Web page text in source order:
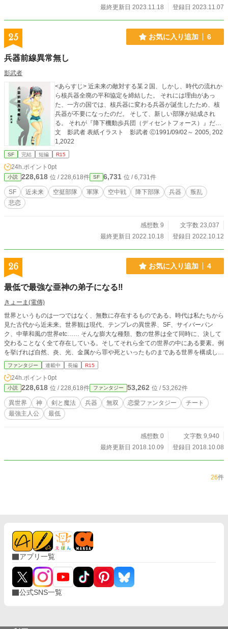
最終更新日 2023.11.18
登録日 2023.11.07
25 お気に入り追加 6
兵器前線異常無し
影武者
<あらすじ> 近未来の敵対する某２国、しかし、時代の流れか
ら核兵器全廃の平和協定を締結した。 それには理由があっ
た、一方の国では、核兵器に変わる兵器が誕生したため、核
兵器が不要になったのだ。 そして、新しい部隊が結成され
る。 それが『降下機動歩兵団（ディセントフォース）』だ…
文 影武者 表紙イラスト 影武者 Ⓒ1991/09/02～ 2005, 202
1,2022
SF 完結 短編 R15
24h.ポイント 0pt
小説 228,618 位 / 228,618件 SF 6,731 位 / 6,731件
SF 近未来 空挺部隊 軍隊 空中戦 降下部隊 兵器
叛乱
悲恋
感想数 9
文字数 23,037
最終更新日 2022.10.18
登録日 2022.10.12
26 お気に入り追加 4
最低で最強な亜神の弟子になる‼
きょーま(電傳)
世界というものは一つではなく、無数に存在するものである。時代は私たちから
見た古代から近未来。世界観は現代、テンプレの異世界、SF、サイバーパン
ク、中華和風の世界etc…… そんな膨大な種類、数の世界は全て同時に、決して
交わることなく全て存在している。そしてそれら全ての世界の中にある要素。例
を挙げれば自然、炎、光、金属から罪や死といったものまである世界を構成して
いく要素の一つ一つは、それぞれ「神」と神の子「亜神」が存在することで成り
立っている。 いずれ神に昇格する亜神達は立派な神になるべく、ある任を負わ
されて様々な世界に降り立ち、1000年の間世界について勉強をしていく。そこ
で亜神になりたての者は、先輩の弟子になり共に世界に旅立つのだが……
ファンタジー 連載中 長編 R15
24h.ポイント 0pt
小説 228,618 位 / 228,618件 ファンタジー 53,262 位 / 53,262件
異世界 神 剣と魔法 兵器 無双 恋愛ファンタジー
チート
最強主人公
最低
感想数 0
文字数 9,940
最終更新日 2018.10.09
登録日 2018.10.08
26件
アプリ一覧
公式SNS一覧